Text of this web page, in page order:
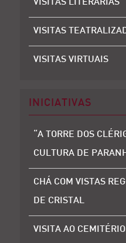
VISITAS LITERÁRIAS
VISITAS
VISITAS VIRTUAIS
INICIATIVAS
“A TORRE DOS
CULTURA DE
CHÁ COM VISTAS
DE CRISTAL
VISITA AO